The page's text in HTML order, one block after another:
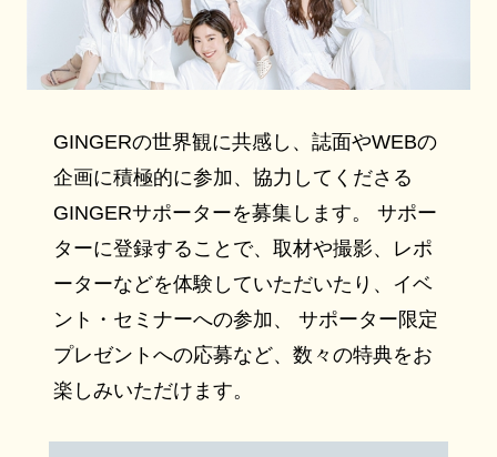
GINGERの世界観に共感し、誌面やWEBの
企画に積極的に参加、協力してくださる
GINGERサポーターを募集します。 サポー
ターに登録することで、取材や撮影、レポ
ーターなどを体験していただいたり、イベ
ント・セミナーへの参加、 サポーター限定
プレゼントへの応募など、数々の特典をお
楽しみいただけます。